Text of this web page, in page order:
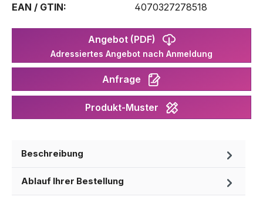
EAN / GTIN:
4070327278518
Angebot (PDF)
Adressiertes Angebot nach Anmeldung
Anfrage
Produkt-Muster
Beschreibung
Ablauf Ihrer Bestellung